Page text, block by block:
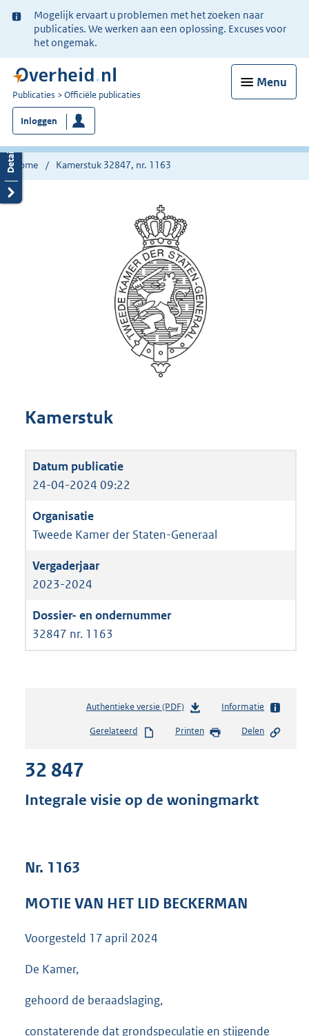
Ter
informatie:
Mogelijk ervaart u problemen met het zoeken naar
publicaties. We werken aan een oplossing. Excuses voor
het ongemak.
Menu
U
bent
nu
hier:
Publicaties Officiële publicaties
Inloggen
Home Kamerstuk 32847, nr. 1163
Kamerstuk
24-04-2024 09:22
Tweede Kamer der Staten-Generaal
2023-2024
32847 nr. 1163
Authentieke versie (PDF)b
s
s
e
Informatie
Gerelateerd Printen Delen
32 847
Integrale visie op de woningmarkt
Nr. 1163
MOTIE VAN HET LID BECKERMAN
Voorgesteld 17 april 2024
De Kamer,
gehoord de beraadslaging,
constaterende dat grondspeculatie en stijgende